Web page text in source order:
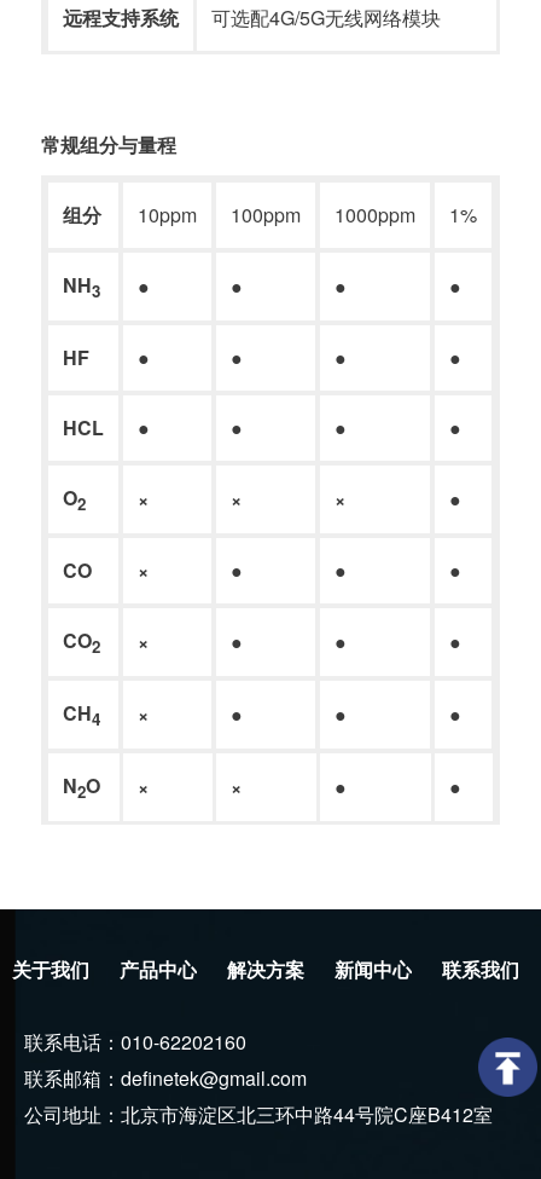
远程支持系统 可选配4G/5G无线网络模块
常规组分与量程
组分 10ppm 100ppm 1000ppm 1%
NH3 ● ● ● ●
HF ● ● ● ●
HCL ● ● ● ●
O2 × × × ●
CO × ● ● ●
CO2 × ● ● ●
CH4 × ● ● ●
N2O × × ● ●
关于我们 产品中心 解决方案 新闻中心 联系我们
联系电话：010-62202160
联系邮箱：definetek@gmail.com
公司地址：北京市海淀区北三环中路44号院C座B412室